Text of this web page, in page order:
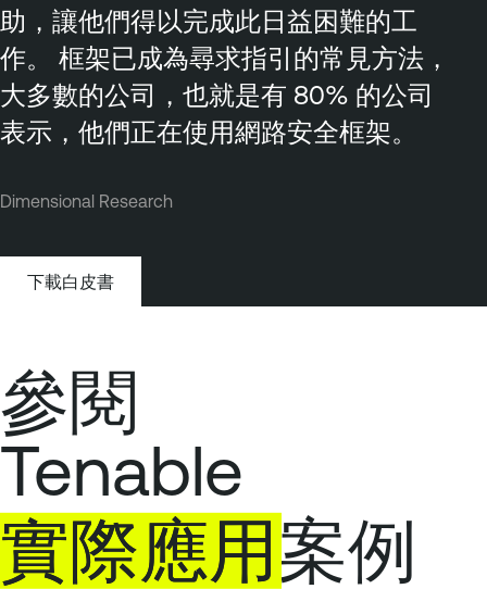
助，讓他們得以完成此日益困難的工
作。 框架已成為尋求指引的常見方法，
大多數的公司，也就是有 80% 的公司
表示，他們正在使用網路安全框架。
Dimensional Research
下載白皮書
參閱
Tenable
實際應用案例